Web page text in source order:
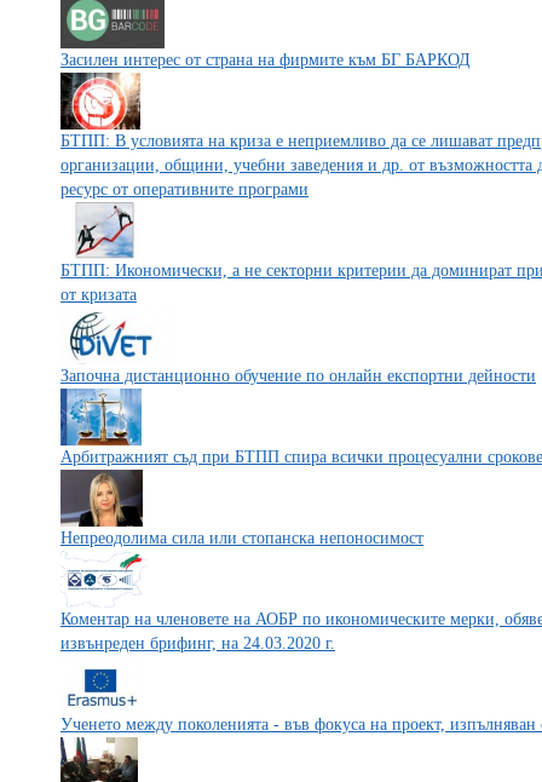
Засилен интерес от страна на фирмите към БГ БАРКОД
БТПП: В условията на криза е неприемливо да се лишават
организации, общини, учебни заведения и др. от възможността
ресурс от оперативните програми
БТПП: Икономически, а не секторни критерии да доминират при
от кризата
Започна дистанционно обучение по онлайн експортни дейности
Арбитражният съд при БТПП спира всички процесуални срокове
Непреодолима сила или стопанска непоносимост
Коментар на членовете на АОБР по икономическите мерки,
извънреден брифинг, на 24.03.2020 г.
Ученето между поколенията - във фокуса на проект,